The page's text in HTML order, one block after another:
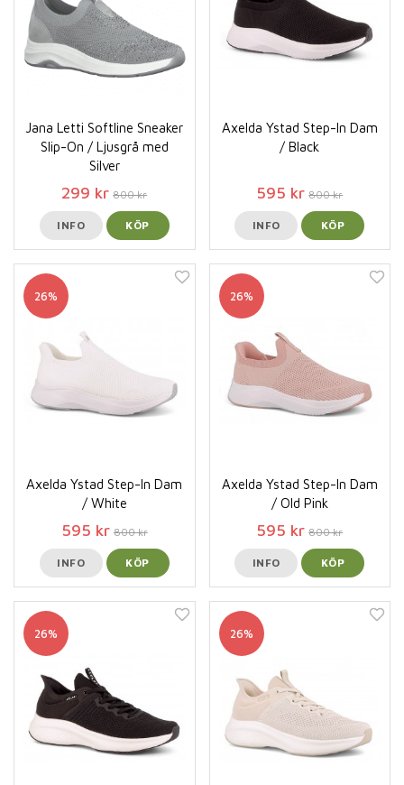
Jana Letti Softline Sneaker
Slip-On / Ljusgrå med
Silver
299 kr 800 kr
INFO KÖP
Axelda Ystad Step-In Dam
/ Black
595 kr 800 kr
INFO KÖP
26%
Axelda Ystad Step-In Dam
/ White
595 kr 800 kr
INFO KÖP
26%
Axelda Ystad Step-In Dam
/ Old Pink
595 kr 800 kr
INFO KÖP
26% 26%